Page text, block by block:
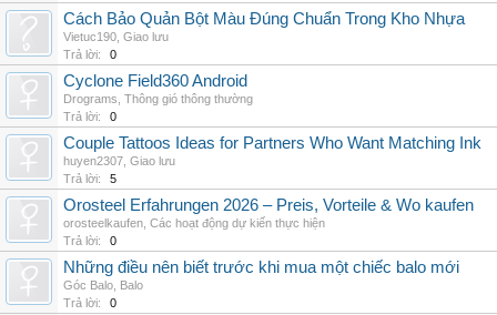
Cách Bảo Quản Bột Màu Đúng Chuẩn Trong Kho Nhựa
Vietuc190 Giao lưu
Trả lời:
0
Cyclone Field360 Android
Drograms Thông gió thông thường
Trả lời:
0
Couple Tattoos Ideas for Partners Who Want Matching Ink
huyen2307 Giao lưu
Trả lời:
5
Orosteel Erfahrungen 2026 – Preis, Vorteile & Wo kaufen
orosteelkaufen Các hoạt động dự kiến thực hiện
Trả lời:
0
Những điều nên biết trước khi mua một chiếc balo mới
Góc Balo Balo
Trả lời:
0